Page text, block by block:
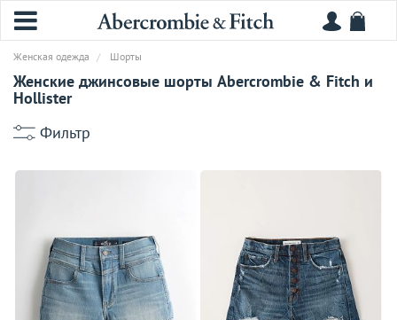
Женская одежда Шорты
Женские джинсовые шорты Abercrombie & Fitch и
Hollister
Фильтр